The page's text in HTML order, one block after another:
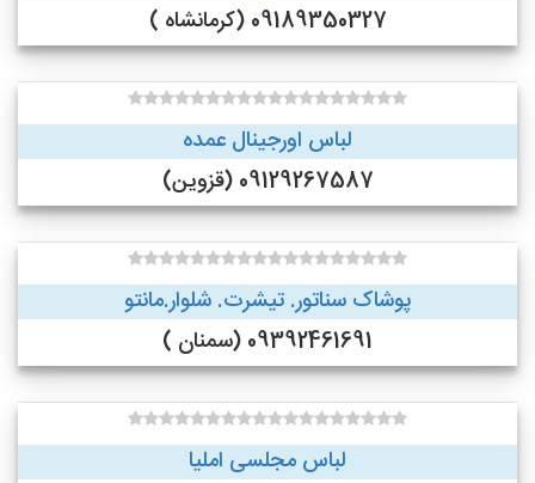
09189350327 (کرمانشاه )
لباس اورجینال عمده
09129267587 (قزوین)
پوشاک سناتور. تیشرت. شلوار.مانتو
09392461691 (سمنان )
لباس مجلسی املیا